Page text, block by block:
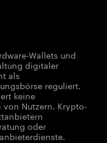
Wallets und
digitaler
als
reguliert.
keine
von Nutzern. Krypto-
oder